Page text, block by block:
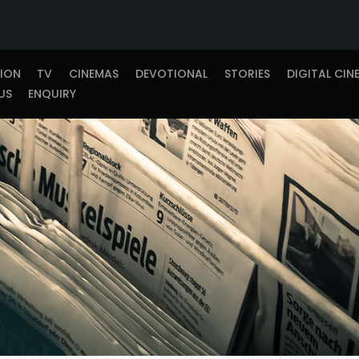
TV CINEMAS DEVOTIONAL STORIES
DIGITAL
ENQUIRY